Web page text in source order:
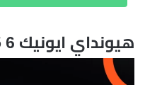
هيونداي ايونيك 6 2025